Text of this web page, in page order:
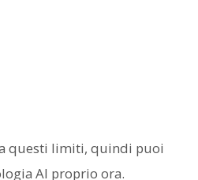
questi limiti, quindi puoi
AI proprio ora.